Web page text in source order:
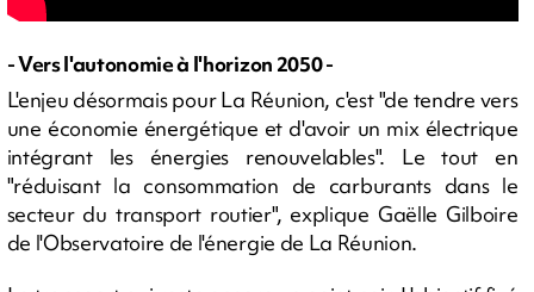
- Vers l'autonomie à l'horizon 2050 -
L'enjeu désormais pour La Réunion, c'est "de tendre vers
une économie énergétique et d'avoir un mix électrique
intégrant les énergies renouvelables". Le tout en
"réduisant la consommation de carburants dans le
secteur du transport routier", explique Gaëlle Gilboire
de l'Observatoire de l'énergie de La Réunion.